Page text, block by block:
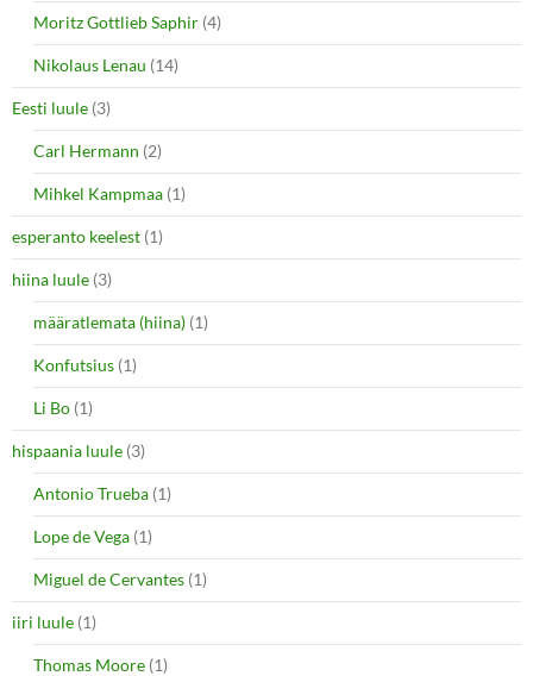
Moritz Gottlieb Saphir (4)
Nikolaus Lenau (14)
Eesti luule (3)
Carl Hermann (2)
Mihkel Kampmaa (1)
esperanto keelest (1)
hiina luule (3)
määratlemata (hiina) (1)
Konfutsius (1)
Li Bo (1)
hispaania luule (3)
Antonio Trueba (1)
Lope de Vega (1)
Miguel de Cervantes (1)
iiri luule (1)
Thomas Moore (1)